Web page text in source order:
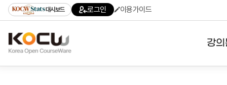
기
기
기
content)
가
대시보드 로그인 이용가이드
강